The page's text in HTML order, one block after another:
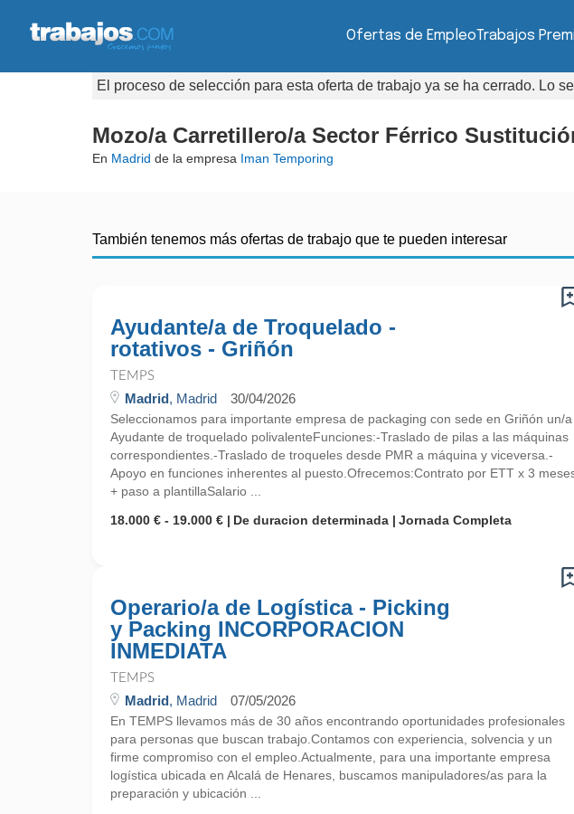
Ofertas de EmpleoTrabajos
El proceso de selección para esta oferta de trabajo ya se ha cerrado. Lo
Mozo/a Carretillero/a Sector Férrico
En Madrid de la empresa Iman Temporing
También tenemos más ofertas de trabajo que te pueden interesar
Ayudante/a de Troquelado -
rotativos - Griñón
TEMPS
Madrid, Madrid 30/04/2026
Seleccionamos para importante empresa de packaging con sede en Griñón un/a
Ayudante de troquelado polivalenteFunciones:-Traslado de pilas a las máquinas
correspondientes.-Traslado de troqueles desde PMR a máquina y viceversa.-
Apoyo en funciones inherentes al puesto.Ofrecemos:Contrato por ETT x 3
+ paso a plantillaSalario ...
18.000 € - 19.000 €
De duracion determinada Jornada Completa
Operario/a de Logística - Picking
y Packing INCORPORACION
INMEDIATA
TEMPS
Madrid, Madrid 07/05/2026
En TEMPS llevamos más de 30 años encontrando oportunidades profesionales
para personas que buscan trabajo.Contamos con experiencia, solvencia y un
firme compromiso con el empleo.Actualmente, para una importante empresa
logística ubicada en Alcalá de Henares, buscamos manipuladores/as para la
preparación y ubicación ...